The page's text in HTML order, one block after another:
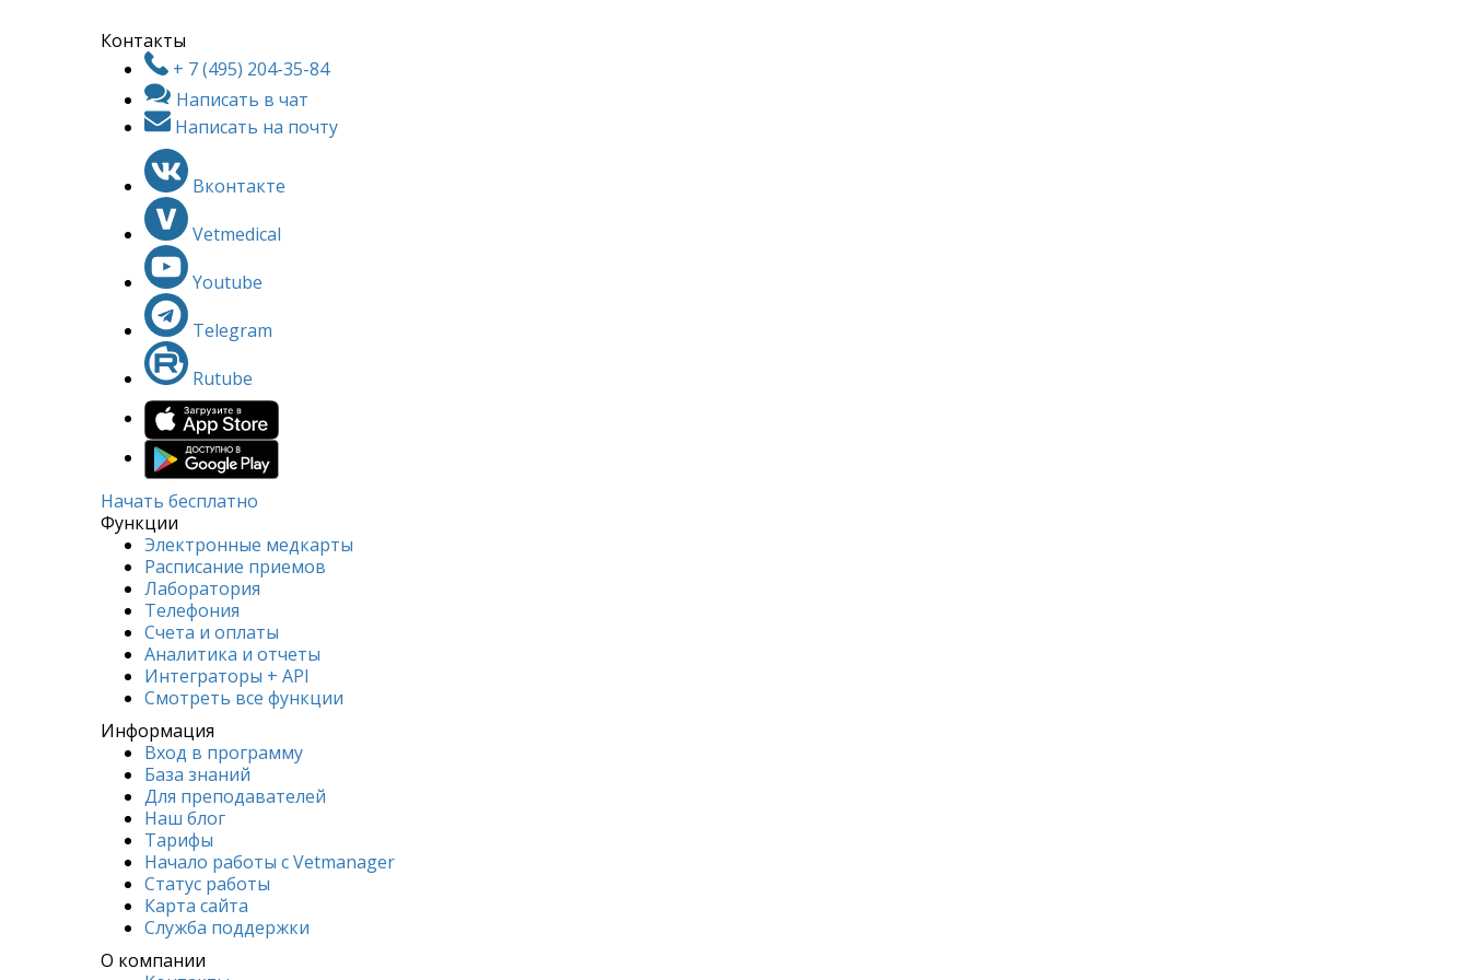
Контакты
+ 7 (495) 204-35-84
Написать в чат
Написать на почту
Вконтакте
Vetmedical
Youtube
Telegram
Rutube
Начать бесплатно
Функции
Электронные медкарты
Расписание приемов
Лаборатория
Телефония
Счета и оплаты
Аналитика и отчеты
Интеграторы + API
Смотреть все функции
Информация
Вход в программу
База знаний
Для преподавателей
Наш блог
Тарифы
Начало работы с Vetmanager
Статус работы
Карта сайта
Служба поддержки
О компании